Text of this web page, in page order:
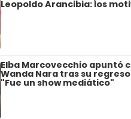
Leopoldo Arancibia: los
Elba Marcovecchio apuntó
Wanda Nara tras su
"Fue un show mediático"